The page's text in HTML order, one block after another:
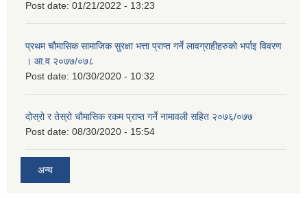
Post date: 01/21/2022 - 13:23
प्रथम चौमासिक सामाजिक सुरक्षा भत्ता प्राप्त गर्ने लावग्राहीहरुको भर्पाइ विवरण
। आ.व २०७७/०७८
Post date: 10/30/2020 - 10:32
दोस्रो र तेस्रो चौमासिक रकम प्राप्त गर्ने नामावली सहित २०७६/०७७
Post date: 08/30/2020 - 15:54
अन्य